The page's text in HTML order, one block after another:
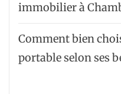
immobilier à
Comment bien
portable selon ses